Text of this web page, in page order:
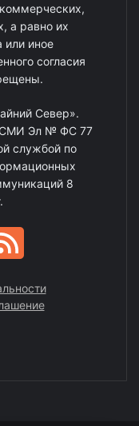
а равно их
или иное
согласия
Север».
СМИ Эл № ФС 77
службой по
8